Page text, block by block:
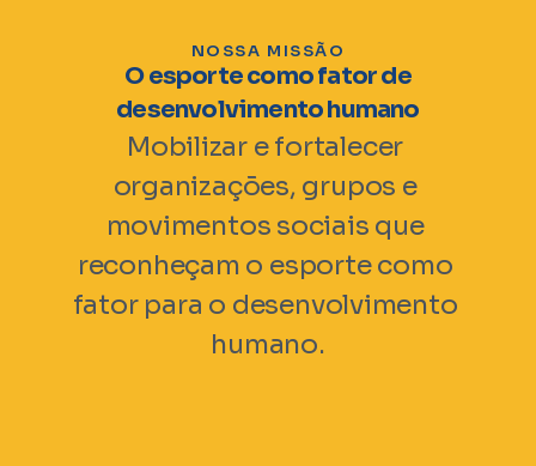
NOSSA MISSÃO
O esporte como fator de
desenvolvimento humano
Mobilizar e fortalecer
organizações, grupos e
movimentos sociais que
reconheçam o esporte como
fator para o desenvolvimento
humano.